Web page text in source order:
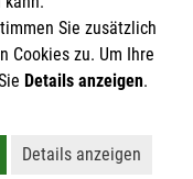
zur
des Kurses
Körperschaft- und
Sie zusätzlich
Cookies zu. Um Ihre
Details anzeigen.
Details anzeigen